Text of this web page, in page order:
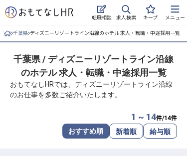
転職相談 求人検索 キープ メニュー
ログイン
求人・施設を探す
キープした求人
おもてなしHRについて
千葉県 ディズニーリゾートライン沿線のホテル 求人・転職・中途採用一覧
千葉県 / ディズニーリゾートライン沿線
のホテル 求人・転職・中途採用一覧
おもてなしHRでは、ディズニーリゾートライン沿線
のお仕事を多数ご紹介いたします。
1 ~ 14件/14件
おすすめ順 新着順 給与順